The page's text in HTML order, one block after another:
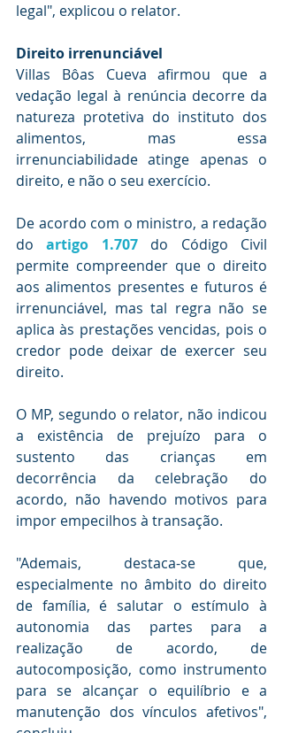
legal", explicou o relator.
Direito irrenunciável
Villas Bôas Cueva afirmou que a
vedação legal à renúncia decorre da
natureza protetiva do instituto dos
alimentos, mas essa
irrenunciabilidade atinge apenas o
direito, e não o seu exercício.
De acordo com o ministro, a redação
do artigo 1.707 do Código Civil
permite compreender que o direito
aos alimentos presentes e futuros é
irrenunciável, mas tal regra não se
aplica às prestações vencidas, pois o
credor pode deixar de exercer seu
direito.
O MP, segundo o relator, não indicou
a existência de prejuízo para o
sustento das crianças em
decorrência da celebração do
acordo, não havendo motivos para
impor empecilhos à transação.
"Ademais, destaca-se que,
especialmente no âmbito do direito
de família, é salutar o estímulo à
autonomia das partes para a
realização de acordo, de
autocomposição, como instrumento
para se alcançar o equilíbrio e a
manutenção dos vínculos afetivos",